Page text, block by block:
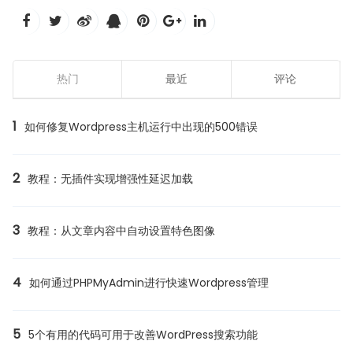
热门 最近 评论
1 如何修复Wordpress主机运行中出现的500错误
2 教程：无插件实现增强性延迟加载
3 教程：从文章内容中自动设置特色图像
4 如何通过PHPMyAdmin进行快速Wordpress管理
5 5个有用的代码可用于改善WordPress搜索功能